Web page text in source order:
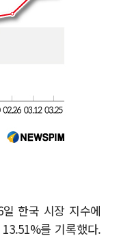
한국 시장 지수에
를 기록했다.